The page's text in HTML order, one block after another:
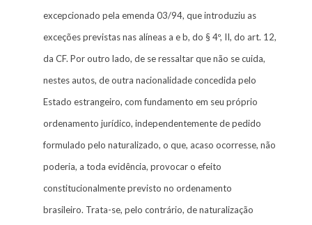
excepcionado pela emenda 03/94, que introduziu as
exceções previstas nas alíneas a e b, do § 4º, II, do art. 12,
da CF. Por outro lado, de se ressaltar que não se cuida,
nestes autos, de outra nacionalidade concedida pelo
Estado estrangeiro, com fundamento em seu próprio
ordenamento jurídico, independentemente de pedido
formulado pelo naturalizado, o que, acaso ocorresse, não
poderia, a toda evidência, provocar o efeito
constitucionalmente previsto no ordenamento
brasileiro. Trata-se, pelo contrário, de naturalização